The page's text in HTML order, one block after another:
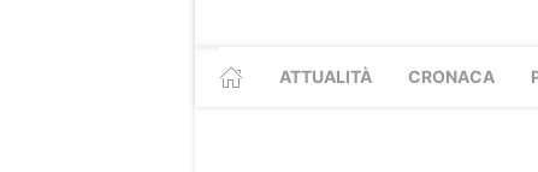
ATTUALITÀ CRONACA